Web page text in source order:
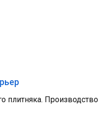
плитняка. Производство